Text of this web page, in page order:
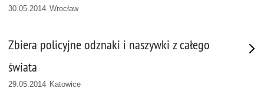
30.05.2014 Wrocław
Zbiera policyjne odznaki i naszywki z całego
świata
29.05.2014 Katowice